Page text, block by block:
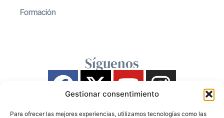
Gestionar consentimiento
Para ofrecer las mejores experiencias, utilizamos tecnologías como las
Formación
Síguenos